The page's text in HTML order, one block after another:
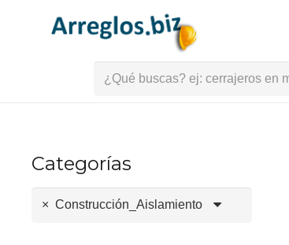
Buscar:
Categorías
× Construcción_Aislamiento